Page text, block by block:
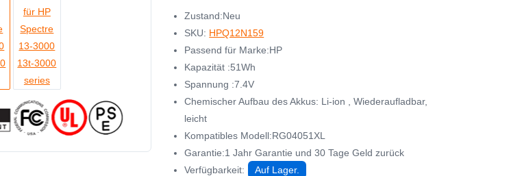
Zustand:Neu
SKU: HPQ12N159
Passend für Marke:HP
Kapazität :51Wh
Spannung :7.4V
Chemischer Aufbau des Akkus: Li-ion , Wiederaufladbar,
leicht
Kompatibles Modell:RG04051XL
Garantie:1 Jahr Garantie und 30 Tage Geld zurück
Verfügbarkeit:
Auf Lager.